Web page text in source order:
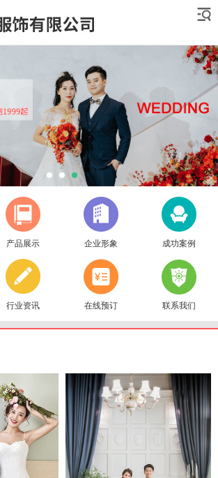
产品展示 企业形象 成功案例
行业资讯 在线预订 联系我们